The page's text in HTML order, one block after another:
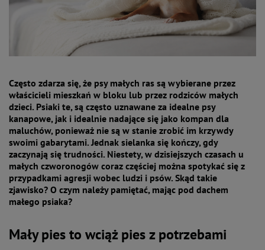
Często zdarza się, że psy małych ras są wybierane przez
właścicieli mieszkań w bloku lub przez rodziców małych
dzieci. Psiaki te, są często uznawane za idealne psy
kanapowe, jak i idealnie nadające się jako kompan dla
maluchów, ponieważ nie są w stanie zrobić im krzywdy
swoimi gabarytami. Jednak sielanka się kończy, gdy
zaczynają się trudności. Niestety, w dzisiejszych czasach u
małych czworonogów coraz częściej można spotykać się z
przypadkami agresji wobec ludzi i psów. Skąd takie
zjawisko? O czym należy pamiętać, mając pod dachem
małego psiaka?
Mały pies to wciąż pies z potrzebami